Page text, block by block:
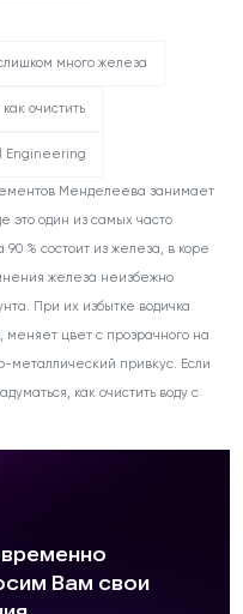
много железа
очистить
Engineering
Менделеева занимает
это один из самых часто
% состоит из железа, в коре
железа неизбежно
При их избытке водичка
меняет цвет с прозрачного на
металлический привкус. Если
как очистить воду с